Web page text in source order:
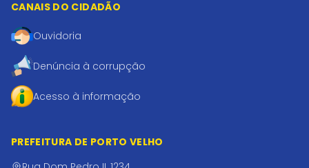
CANAIS DO CIDADÃO
Ouvidoria
Denúncia à corrupção
Acesso à informação
PREFEITURA DE PORTO VELHO